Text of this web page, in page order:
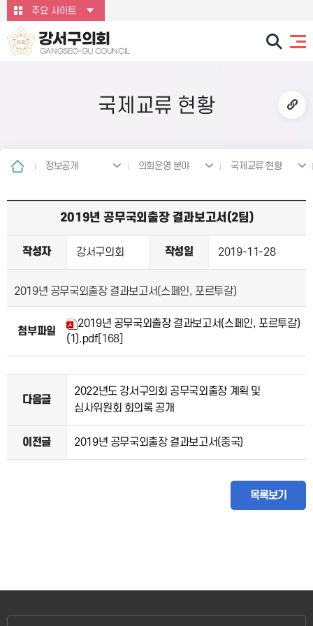
본문바로가기주요 사이트
강서구의회
GANGSEO-GU COUNCIL
국제교류 현황
정보공개 의회운영 분야 국제교류 현황
2019년 공무국외출장 결과보고서(2팀)
작성자 강서구의회 작성일 2019-11-28
2019년 공무국외출장 결과보고서(스페인, 포르투갈)
첨부파일
2019년 공무국외출장 결과보고서(스페인, 포르투갈)
(1).pdf[168]
다음글
2022년도 강서구의회 공무국외출장 계획 및
심사위원회 회의록 공개
이전글 2019년 공무국외출장 결과보고서(중국)
목록보기